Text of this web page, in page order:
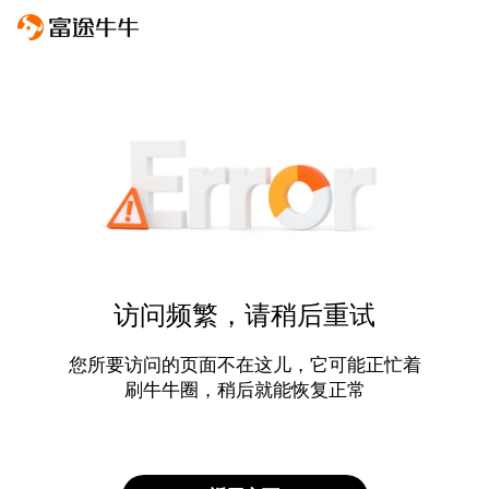
访问频繁，请稍后重试
您所要访问的页面不在这儿，它可能正忙着
刷牛牛圈，稍后就能恢复正常